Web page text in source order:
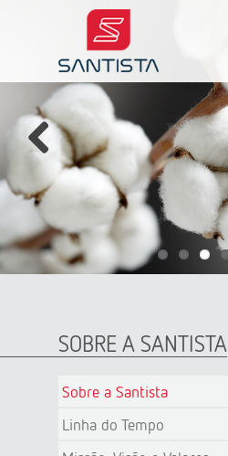
Previous
SOBRE A SANTISTA
Sobre a Santista
Linha do Tempo